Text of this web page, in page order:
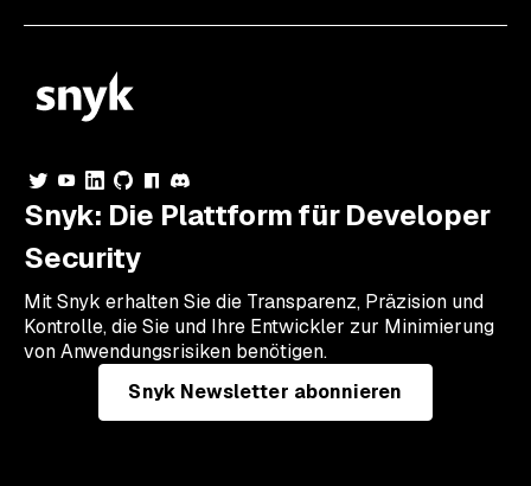
Snyk: Die Plattform für Developer
Security
Mit Snyk erhalten Sie die Transparenz, Präzision und
Kontrolle, die Sie und Ihre Entwickler zur Minimierung
von Anwendungsrisiken benötigen.
Snyk Newsletter abonnieren